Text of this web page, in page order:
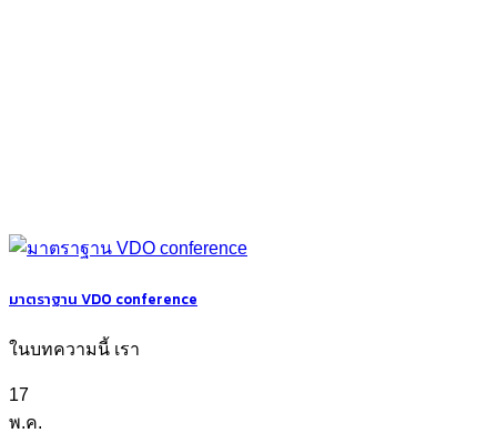
มาตราฐาน VDO conference
ในบทความนี้ เรา
17
พ.ค.